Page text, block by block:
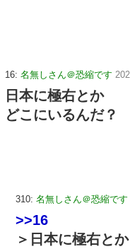
16: 名無しさん＠恐縮です
日本に極右とか
どこにいるんだ？
310: 名無しさん＠恐縮です
>>16
＞日本に極右とか